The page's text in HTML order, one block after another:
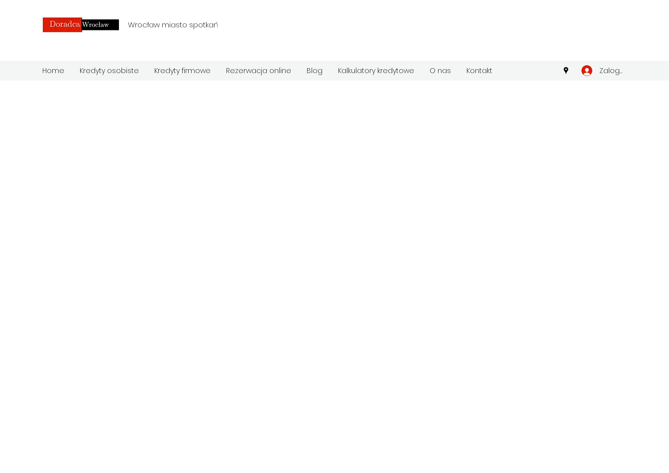
Wrocław miasto spotkań
Home Kredyty osobiste Kredyty firmowe Rezerwacja online Blog Kalkulatory kredytowe O nas Kontakt Zaloguj się